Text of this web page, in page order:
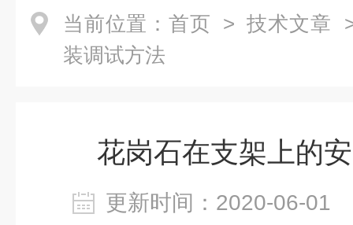
当前位置： 首页 > 技术文章
装调试方法
花岗石在支架上的
更新时间：2020-06-